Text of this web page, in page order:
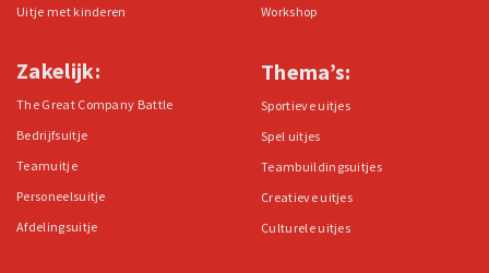
Uitje met kinderen
Zakelijk:
The Great Company Battle
Bedrijfsuitje
Teamuitje
Personeelsuitje
Afdelingsuitje
Workshop
Thema’s:
Sportieve uitjes
Spel uitjes
Teambuildingsuitjes
Creatieve uitjes
Culturele uitjes